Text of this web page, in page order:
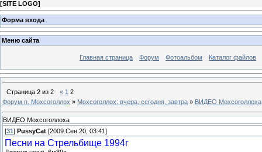
[SITE LOGO]
Форма входа
Меню сайта
Главная страница Форум Фотоальбом Каталог файлов
Страница 2 из 2 « 1 2
Форум п. Мохсоголлох » Мохсоголлох: вчера, сегодня, завтра » ВИДЕО Мохсоголлоха
ВИДЕО Мохсоголлоха
[31 ] PussyCat [2009.Сен.20, 03:41]
Песни на Стрельбище 1994г